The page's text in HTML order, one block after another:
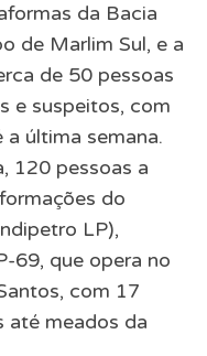
da Bacia
de Marlim Sul, e a
de 50 pessoas
e suspeitos, com
última semana.
120 pessoas a
do
LP),
69, que opera no
com 17
até meados da